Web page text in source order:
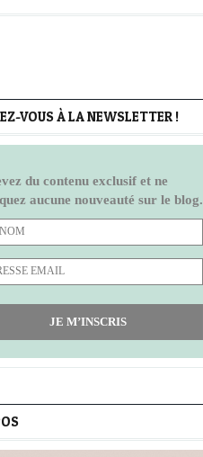
VOUS À LA NEWSLETTER !
du contenu exclusif et ne
aucune nouveauté sur le blog.
JE M’INSCRIS